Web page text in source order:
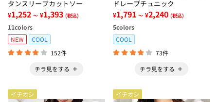
タンスリーブカットソー
¥1,252 ～ ¥1,393 (税込)
11colors
NEW
COOL
152件
チラ見をする
ドレープチュニック
¥1,791 ～ ¥2,240 (税込)
5colors
COOL
73件
チラ見をする
イチオシ イチオシ